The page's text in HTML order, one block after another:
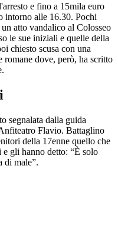
e fino a 15mila euro
intorno alle 16.30. Pochi
atto vandalico al Colosseo
le sue iniziali e quelle della
chiesto scusa con una
romane dove, però, ha scritto
segnalata dalla guida
Flavio. Battaglino
della 17enne quello che
gli hanno detto: “È solo
di male”.